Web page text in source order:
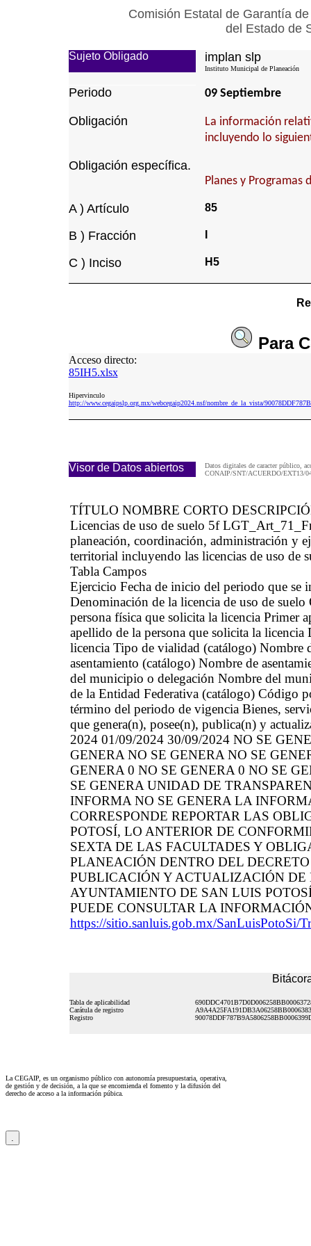
Comisión Estatal de Garantía
del Estado de
Sujeto Obligado implan slp
Instituto Municipal de Planeación
Periodo 09 Septiembre
Obligación
La información
incluyendo lo
Obligación específica.
Planes y
A ) Artículo 85
B ) Fracción
C ) Inciso H5
Para
Acceso directo:
85IH5.xlsx
Hipervinculo
http://www.cegaipslp.org.mx/webcegaip2024.nsf/nombre_de_la_vista/
Visor de Datos abiertos
Datos digitales de caracter público,
CONAIP/SNT/ACUERDO/EXT13/
TÍTULO NOMBRE CORTO
Licencias de uso de suelo 5f
planeación, coordinación, administración y
territorial incluyendo las licencias de uso de
Tabla Campos
Ejercicio Fecha de inicio del periodo que se
Denominación de la licencia de uso de
persona física que solicita la licencia Primer
apellido de la persona que solicita la
licencia Tipo de vialidad (catálogo)
asentamiento (catálogo) Nombre de
del municipio o delegación Nombre del
de la Entidad Federativa (catálogo) Código
término del periodo de vigencia Bienes,
que genera(n), posee(n), publica(n) y
2024 01/09/2024 30/09/2024 NO SE
GENERA NO SE GENERA NO SE
GENERA 0 NO SE GENERA 0 NO SE
SE GENERA UNIDAD DE
INFORMA NO SE GENERA LA
CORRESPONDE REPORTAR LAS
POTOSÍ, LO ANTERIOR DE
SEXTA DE LAS FACULTADES Y
PLANEACIÓN DENTRO DEL
PUBLICACIÓN Y ACTUALIZACIÓN
AYUNTAMIENTO DE SAN LUIS
PUEDE CONSULTAR LA
https://sitio.sanluis.gob.mx/SanLuisPotoSi/
Tabla de aplicabilidad
Carátula de registro
Registro
La CEGAIP, es un organismo público con autonomía presupuestaria, operativa,
de gestión y de decisión, a la que se encomienda el fomento y la difusión del
derecho de acceso a la información púbica.